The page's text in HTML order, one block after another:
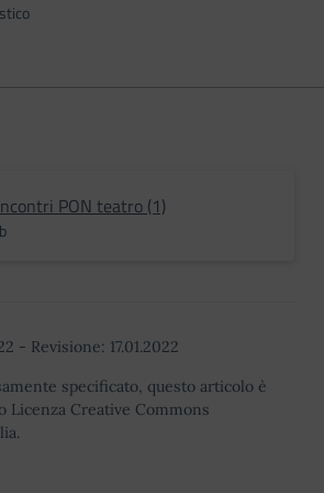
PON teatro (1)
- Revisione: 17.01.2022
specificato, questo articolo è
Licenza Creative Commons